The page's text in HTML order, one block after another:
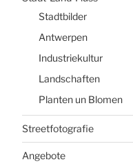
Stadtbilder
Antwerpen
Industriekultur
Landschaften
Planten un Blomen
Streetfotografie
Angebote